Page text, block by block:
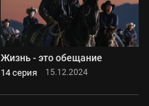
Жизнь - это обещание
14 серия 15.12.2024